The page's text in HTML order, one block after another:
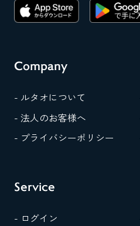
Company
- ルタオについて
- 法人のお客様へ
- プライバシーポリシー
Service
- ログイン